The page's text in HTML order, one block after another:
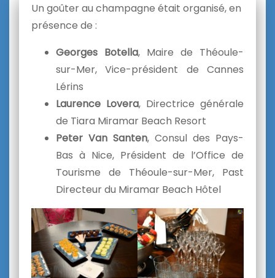
Un goûter au champagne était organisé, en
présence de :
Georges Botella, Maire de Théoule-
sur-Mer, Vice-président de Cannes
Lérins
Laurence Lovera, Directrice générale
de Tiara Miramar Beach Resort
Peter Van Santen, Consul des Pays-
Bas à Nice, Président de l’Office de
Tourisme de Théoule-sur-Mer, Past
Directeur du Miramar Beach Hôtel